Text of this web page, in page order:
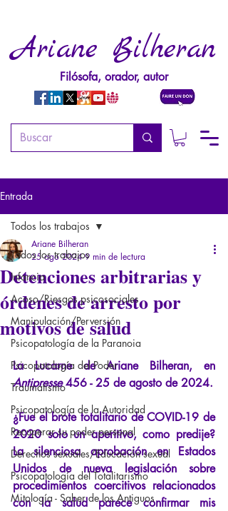
Ariane Bilheran
Filósofa, orador, autor
Entrada
Todos los trabajos
Infancia
Acoso/Riesgos psicosociales
Manipulación/Perversión
Psicopatología de la Paranoia
Psicopatología del Poder
Traumatismo
Psicopatología de la Autoridad
Recuperar su poder personal
Derechos sexuales/Educación sexual
Psicopatología del Totalitarismo
Mitología - Saber de los Antiguos
Todos los trabajos
Detenciones arbitrarias y
órdenes de arresto por
motivos de salud
Ariane Bilheran
25 ago 2024 9 min de lectura
La Lucarne de Ariane Bilheran, en
Antipresse 456 - 25 de agosto de 2024.
¿Fue el brote totalitario de COVID-19 de
2020 solo un aperitivo, como predije?
La silenciosa aprobación en Estados
Unidos de nueva legislación sobre
procedimientos coercitivos relacionados
con la salud parece confirmar mis